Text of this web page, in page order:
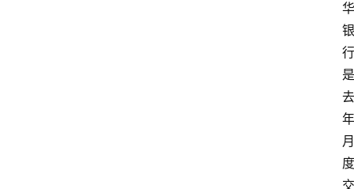
华
银
行
是
去
年
月
度
交